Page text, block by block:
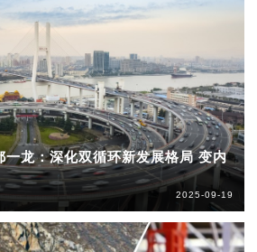
一龙：深化双循环新发展格局 变内
2025-09-19